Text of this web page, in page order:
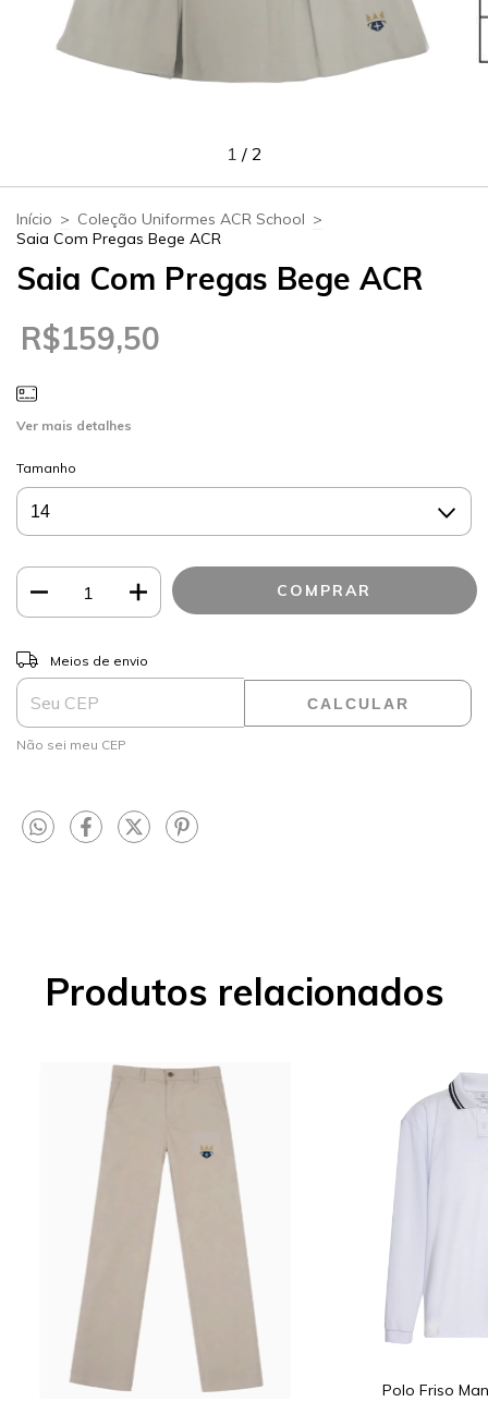
1 / 2
Início > Coleção Uniformes ACR School >
Saia Com Pregas Bege ACR
Saia Com Pregas Bege ACR
R$159,50
Ver mais detalhes
Tamanho
Entregas para o CEP:
Meios de envio
CALCULAR
Não sei meu CEP
Produtos relacionados
Polo Friso